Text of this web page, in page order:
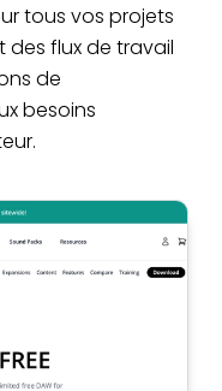
tous vos projets
des flux de travail
de
besoins